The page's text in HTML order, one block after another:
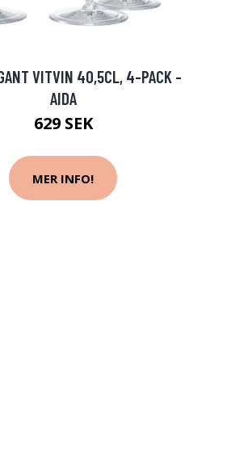
VITVIN 40,5CL, 4-PACK -
AIDA
629 SEK
MER INFO!